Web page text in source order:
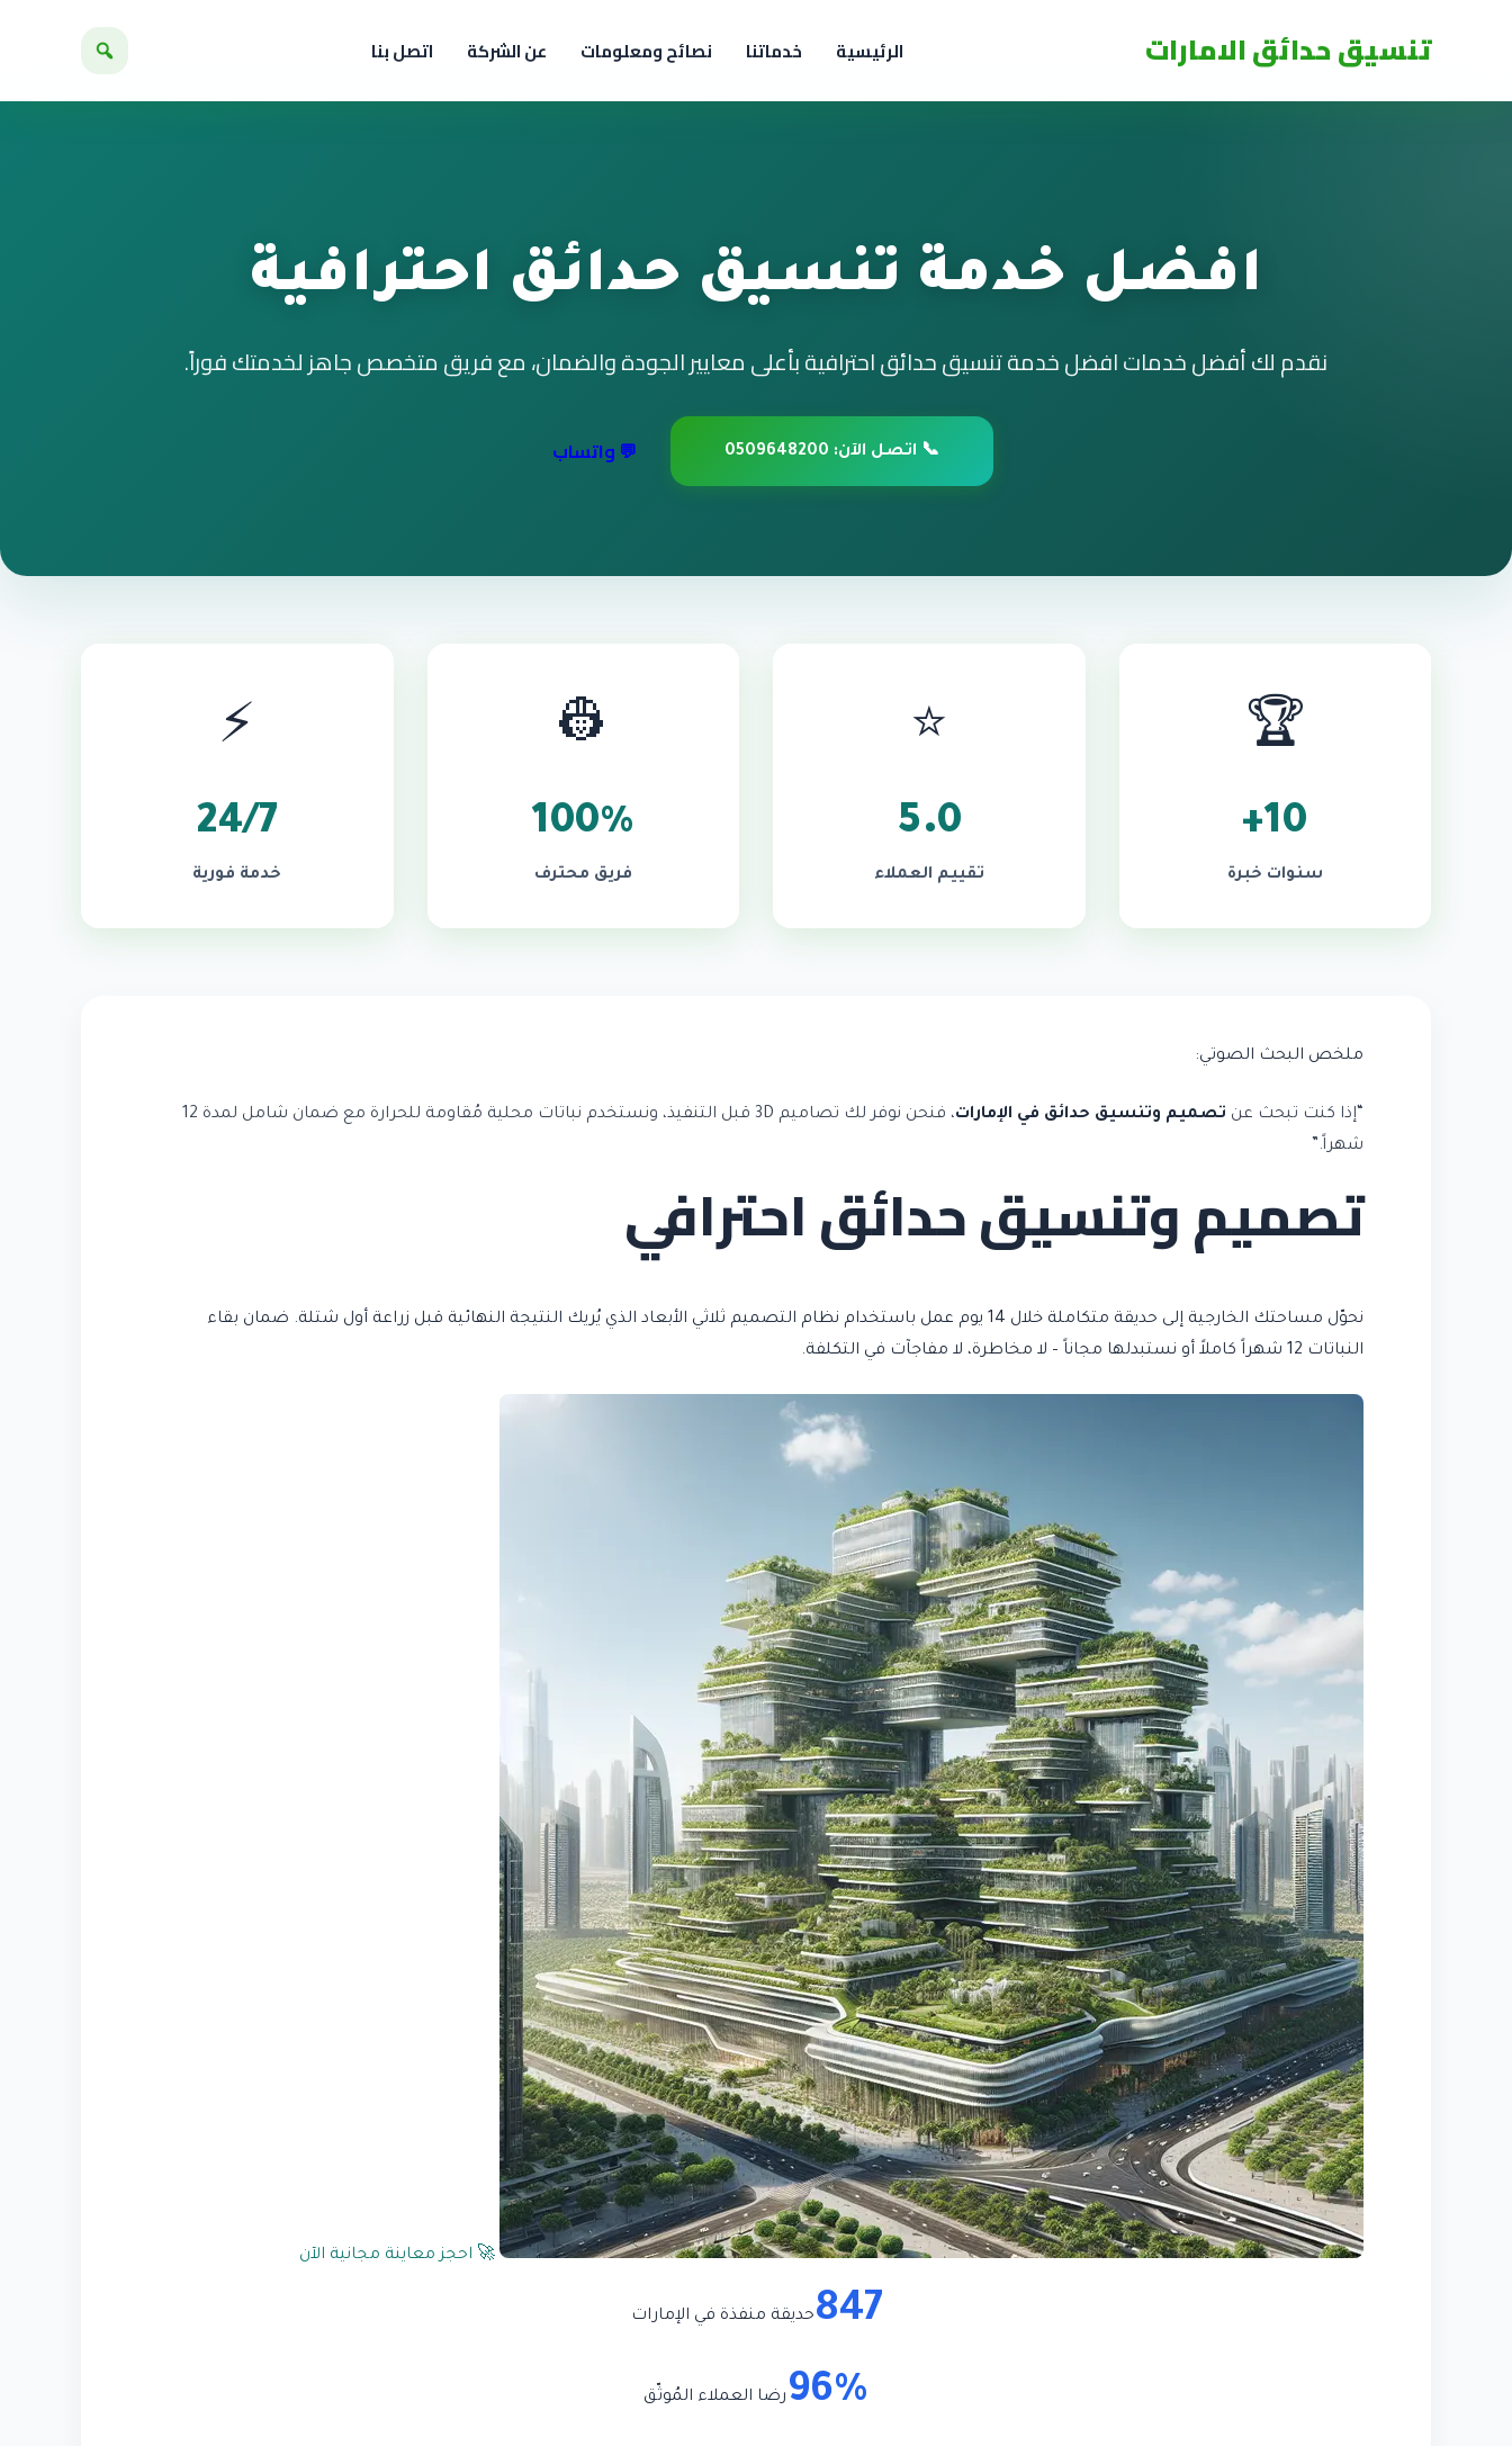
تنسيق حدائق الامارات الرئيسية خدماتنا نصائح ومعلومات عن الشركة اتصل بنا
افضل خدمة تنسيق حدائق احترافية
نقدم لك أفضل خدمات افضل خدمة تنسيق حدائق احترافية بأعلى معايير الجودة والضمان، مع فريق متخصص جاهز لخدمتك فوراً.
📞 اتصل الآن: 0509648200 💬 واتساب
🏆
10+
سنوات خبرة
⭐
5.0
تقييم العملاء
👷
100%
فريق محترف
⚡
24/7
خدمة فورية
ملخص البحث الصوتي:
“إذا كنت تبحث عن تصميم وتنسيق حدائق في الإمارات
، فنحن نوفر لك تصاميم 3D قبل التنفيذ، ونستخدم نباتات محلية مُقاومة للحرارة مع ضمان شامل لمدة 12
شهراً.”
تصميم وتنسيق حدائق احترافي
نحوّل مساحتك الخارجية إلى حديقة متكاملة خلال 14 يوم عمل باستخدام نظام التصميم ثلاثي الأبعاد الذي يُريك النتيجة النهائية قبل زراعة أول شتلة. ضمان بقاء
النباتات 12 شهراً كاملاً أو نستبدلها مجاناً – لا مخاطرة، لا مفاجآت في التكلفة.
🚀 احجز معاينة مجانية الآن
847حديقة منفذة في الإمارات
96% رضا العملاء المُوثّق